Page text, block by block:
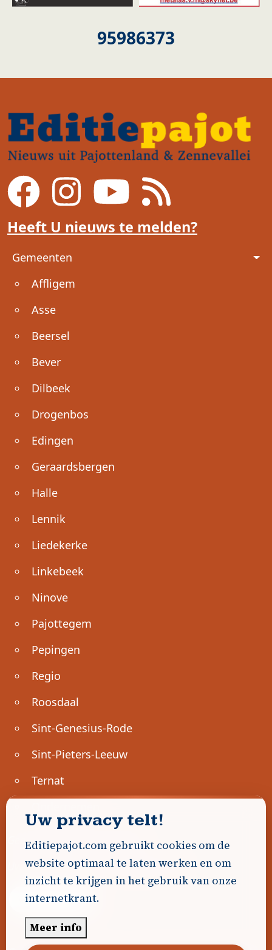
95986373
Heeft U nieuws te melden?
Voet
Gemeenten
Affligem
Asse
Beersel
Bever
Dilbeek
Drogenbos
Edingen
Geraardsbergen
Halle
Lennik
Liedekerke
Linkebeek
Ninove
Pajottegem
Pepingen
Regio
Roosdaal
Sint-Genesius-Rode
Sint-Pieters-Leeuw
Ternat
Geen advertenties gevonden.
Uw advertentie hier? Contacteer ons!
Word Partner!
Uw privacy telt!
Editiepajot.com gebruikt cookies om de
website optimaal te laten werken en om
inzicht te krijgen in het gebruik van onze
internetkrant.
Meer info